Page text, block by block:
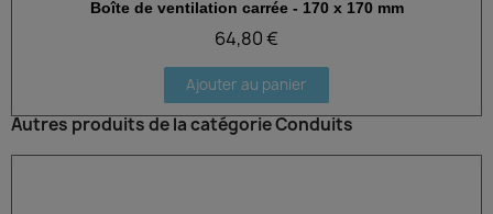
Aperçu rapide
Boîte de ventilation carrée - 170 x 170 mm
64,80 €
Ajouter au panier
Autres produits de la catégorie Conduits